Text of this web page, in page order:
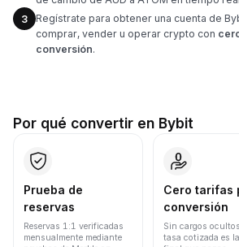
3
Regístrate para obtener una cuenta de
comprar, vender u operar crypto con
conversión.
Por qué convertir en Bybit
Prueba de
reservas
Reservas 1:1 verificadas
mensualmente mediante
Cero tarifas
conversión
Sin cargos
tasa cotizada es